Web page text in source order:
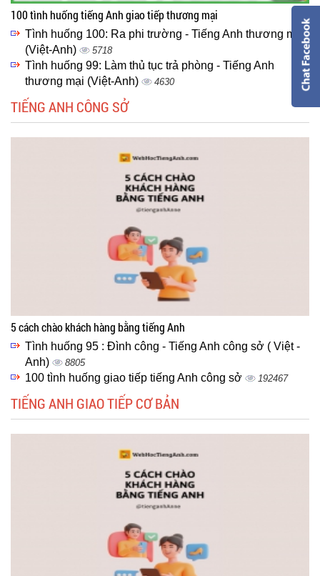
100 tình huống tiếng Anh giao tiếp thương mại
Tình huống 100: Ra phi trường - Tiếng Anh thương mại
(Việt-Anh)
5718
Tình huống 99: Làm thủ tục trả phòng - Tiếng Anh
thương mại (Việt-Anh)
4630
TIẾNG ANH CÔNG SỞ
5 cách chào khách hàng bằng tiếng Anh
Tình huống 95 : Đình công - Tiếng Anh công sở ( Việt -
Anh)
8805
100 tình huống giao tiếp tiếng Anh công sở 192467
TIẾNG ANH GIAO TIẾP CƠ BẢN